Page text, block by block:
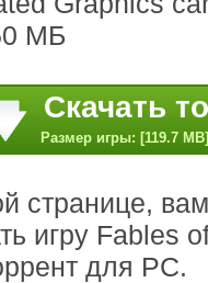
МБ
Скачать
Размер игры: [119.7 MB]
странице,
игру Fables
для PC.